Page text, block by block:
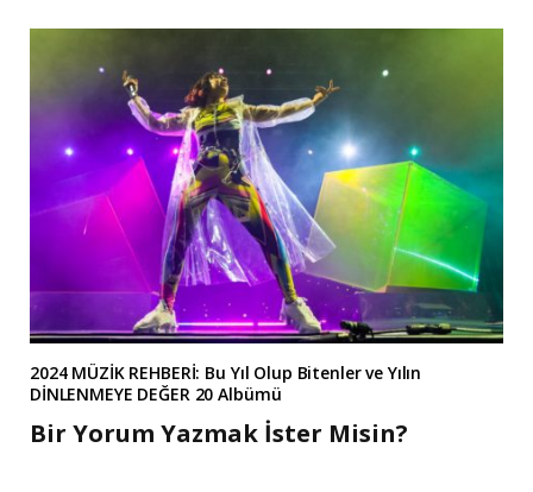
2024 MÜZİK REHBERİ: Bu Yıl Olup Bitenler ve Yılın
DİNLENMEYE DEĞER 20 Albümü
Bir Yorum Yazmak İster Misin?